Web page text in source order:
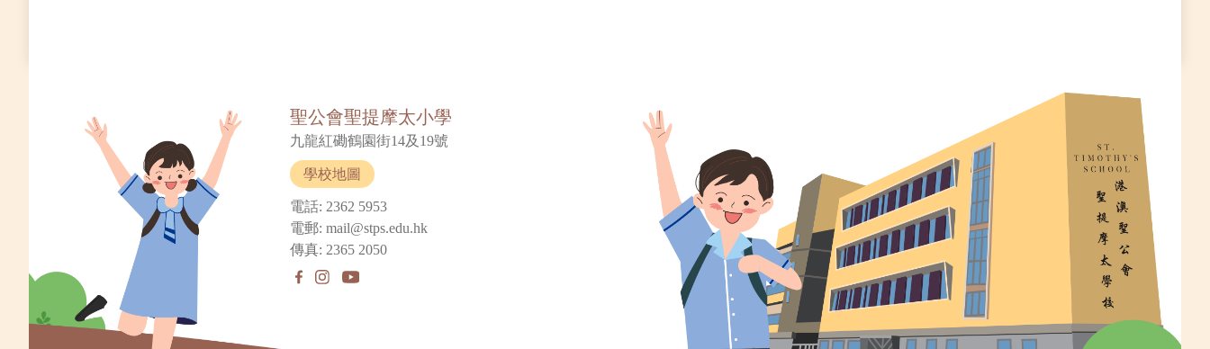
聖公會聖提摩太小學
九龍紅磡鶴園街14及19號
學校地圖
電話: 2362 5953
電郵: mail@stps.edu.hk
傳真: 2365 2050